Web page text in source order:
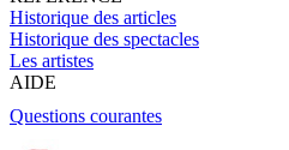
Historique des articles
Historique des spectacles
Les artistes
AIDE
Questions courantes